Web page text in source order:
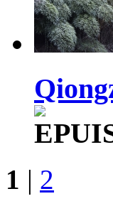
1 | 2